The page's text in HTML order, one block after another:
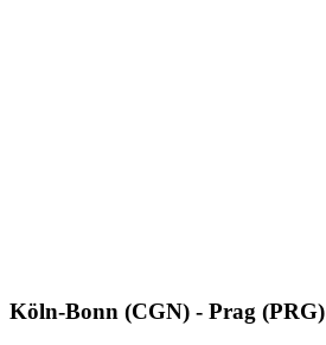
Köln-Bonn (CGN) - Prag (PRG)